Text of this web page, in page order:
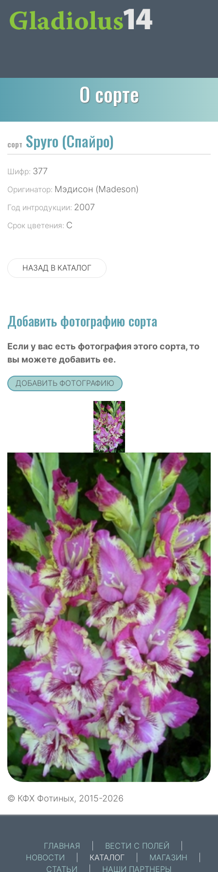
О сорте
сорт Spyro (Спайро)
Шифр: 377
Оригинатор: Мэдисон (Madeson)
Год интродукции: 2007
Срок цветения: С
НАЗАД В КАТАЛОГ
Добавить фотографию сорта
Если у вас есть фотография этого сорта, то
вы можете добавить ее.
ДОБАВИТЬ ФОТОГРАФИЮ
© КФХ Фотиных, 2015-2026
ГЛАВНАЯ ВЕСТИ С ПОЛЕЙ
НОВОСТИ
КАТАЛОГ МАГАЗИН
СТАТЬИ
НАШИ ПАРТНЕРЫ